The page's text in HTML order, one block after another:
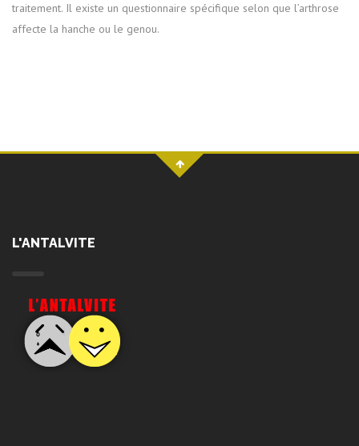
traitement. Il existe un questionnaire spécifique selon que l’arthrose
affecte la hanche ou le genou.
L'ANTALVITE